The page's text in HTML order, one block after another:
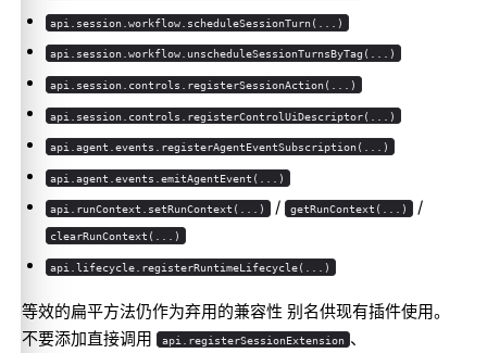
api.session.workflow.scheduleSessionTurn(...)
api.session.workflow.unscheduleSessionTurnsByTag(...)
api.session.controls.registerSessionAction(...)
api.session.controls.registerControlUiDescriptor(...)
api.agent.events.registerAgentEventSubscription(...)
api.agent.events.emitAgentEvent(...)
api.runContext.setRunContext(...) / getRunContext(...) /
clearRunContext(...)
api.lifecycle.registerRuntimeLifecycle(...)
等效的扁平方法仍作为弃用的兼容性 别名供现有插件使用。
不要添加直接调用
api.registerSessionExtension 、